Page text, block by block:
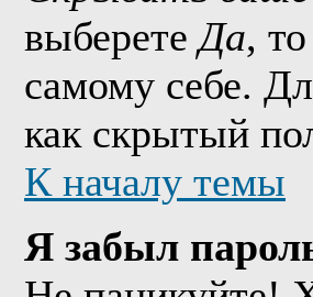
выберетеДа,
самому себе.
как скрытый
К началу темы
Я забыл